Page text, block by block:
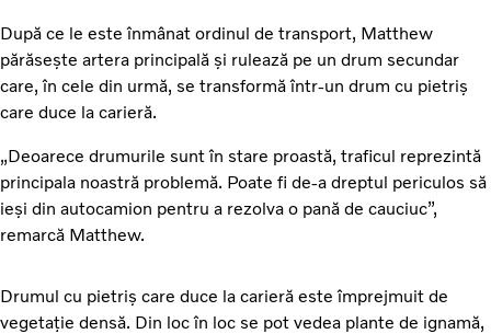
După ce le este înmânat ordinul de transport, Matthew
părăsește artera principală și rulează pe un drum secundar
care, în cele din urmă, se transformă într-un drum cu pietriș
care duce la carieră.
„Deoarece drumurile sunt în stare proastă, traficul reprezintă
principala noastră problemă. Poate fi de-a dreptul periculos să
ieși din autocamion pentru a rezolva o pană de cauciuc”,
remarcă Matthew.
Drumul cu pietriș care duce la carieră este împrejmuit de
vegetație densă. Din loc în loc se pot vedea plante de ignamă,